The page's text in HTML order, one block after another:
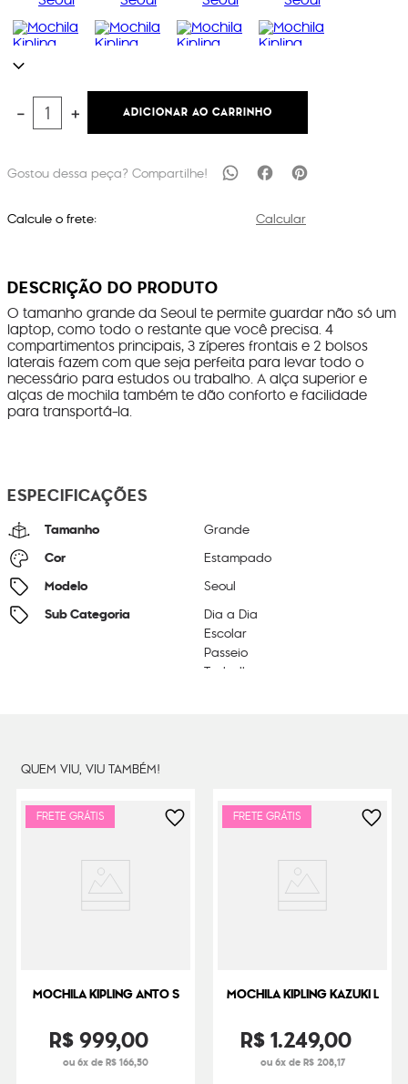
＋
－ ADICIONAR AO CARRINHO
Calcule o frete: Calcular
DESCRIÇÃO DO PRODUTO
O tamanho grande da Seoul te permite guardar não só um
laptop, como todo o restante que você precisa. 4
compartimentos principais, 3 zíperes frontais e 2 bolsos
laterais fazem com que seja perfeita para levar todo o
necessário para estudos ou trabalho. A alça superior e
alças de mochila também te dão conforto e facilidade
para transportá-la.
ESPECIFICAÇÕES
Tamanho Grande
Cor Estampado
Modelo Seoul
Sub Categoria
Dia a Dia
Escolar
Passeio
Trabalho
Peso
QUEM VIU, VIU TAMBÉM!
FRETE GRÁTIS
MOCHILA KIPLING ANTO S
R$999,00
ou 6x de R$ 166,50
FRETE GRÁTIS
MOCHILA KIPLING KAZUKI L
R$1.249,00
ou 6x de R$ 208,17